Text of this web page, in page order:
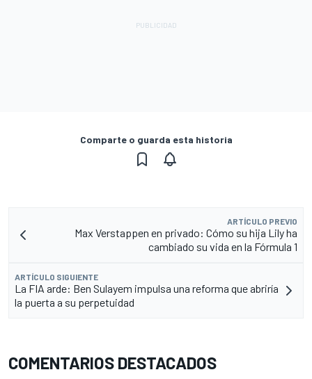
Comparte o guarda esta historia
ARTÍCULO PREVIO
Max Verstappen en privado: Cómo su hija Lily ha
cambiado su vida en la Fórmula 1
ARTÍCULO SIGUIENTE
La FIA arde: Ben Sulayem impulsa una reforma que abriría
la puerta a su perpetuidad
COMENTARIOS DESTACADOS